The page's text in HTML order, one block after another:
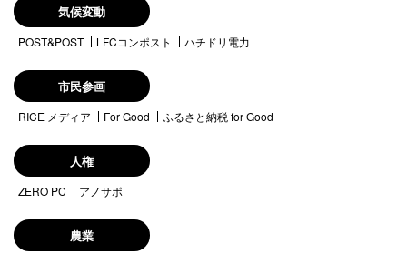
気候変動
POST&POST LFCコンポスト ハチドリ電力
市民参画
RICE メディア For Good ふるさと納税 for Good
人権
ZERO PC アノサポ
農業